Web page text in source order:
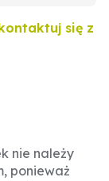
się z
nie należy
ponieważ